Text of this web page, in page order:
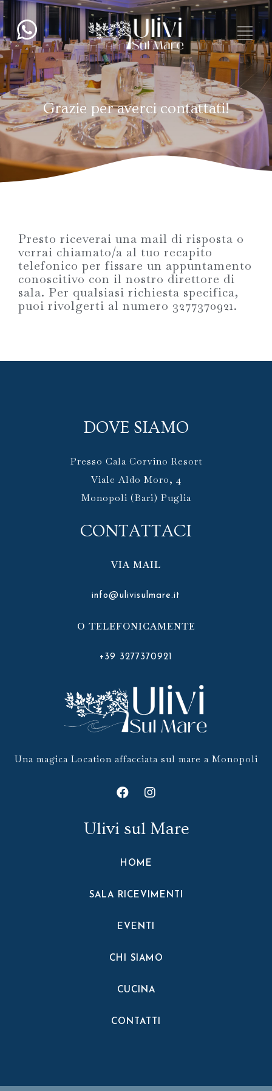
Grazie per averci contattati!
Presto riceverai una mail di risposta o
verrai chiamato/a al tuo recapito
telefonico per fissare un appuntamento
conoscitivo con il nostro direttore di
sala. Per qualsiasi richiesta specifica,
puoi rivolgerti al numero 3277370921.
DOVE SIAMO
Presso Cala Corvino Resort
Viale Aldo Moro, 4
Monopoli (Bari) Puglia
CONTATTACI
VIA MAIL
info@ulivisulmare.it
O TELEFONICAMENTE
+39 3277370921
Una magica Location affacciata sul mare a Monopoli
Ulivi sul Mare
HOME
SALA RICEVIMENTI
EVENTI
CHI SIAMO
CUCINA
CONTATTI